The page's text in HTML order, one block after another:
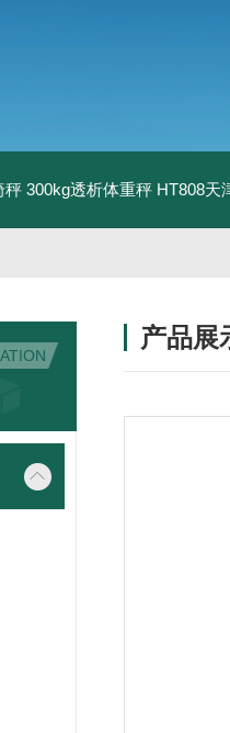
300kg透析体重秤 HT808天
产品展